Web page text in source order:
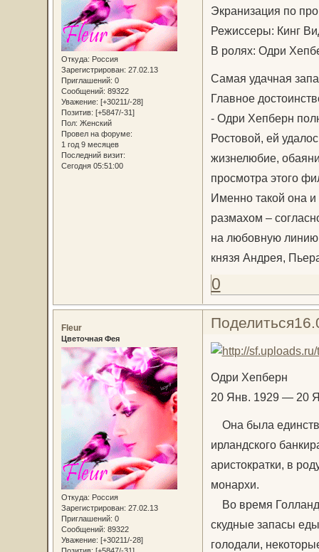
Откуда: Россия
Зарегистрирован: 27.02.13
Приглашений: 0
Сообщений: 89322
Уважение: [+30211/-28]
Позитив: [+5847/-31]
Пол: Женский
Провел на форуме:
1 год 9 месяцев
Последний визит:
Сегодня 05:51:00
Экранизация по
Режиссеры: Кинг
В ролях: Одри
Самая удачная
Главное
- Одри Хепберн
Ростовой, ей
жизнелюбие,
просмотра этого
Именно такой она
размахом –
на любовную
князя Андрея,
0
Поделиться
Fleur
Цветочная Фея
Откуда: Россия
Зарегистрирован: 27.02.13
Приглашений: 0
Сообщений: 89322
Уважение: [+30211/-28]
Одри Хепберн
20 Янв. 1929 — 20
Она была
ирландского
аристократки, в
монархи.
Во время
скудные запасы
голодали,